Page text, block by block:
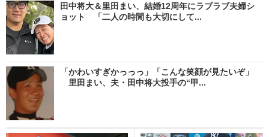
田中将大＆里田まい、結婚12周年にラブラブ夫婦シ
ョット 「二人の時間も大切にして...
「かわいすぎかっっっ」「こんな笑顔が見たいぞ」
里田まい、夫・田中将大投手の“甲...